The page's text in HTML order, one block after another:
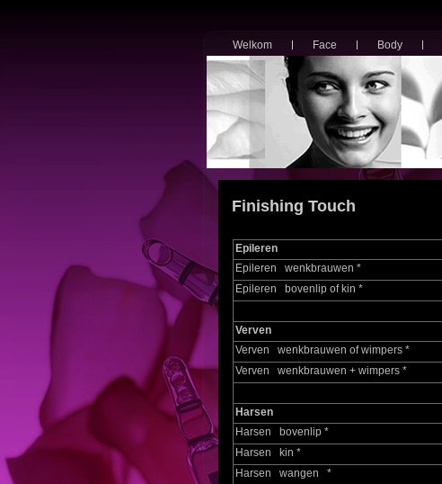
Welkom Face Body
Finishing Touch
Epileren
Epileren wenkbrauwen *
Epileren bovenlip of kin *
Verven
Verven wenkbrauwen of wimpers *
Verven wenkbrauwen + wimpers *
Harsen
Harsen bovenlip *
Harsen kin *
Harsen wangen *